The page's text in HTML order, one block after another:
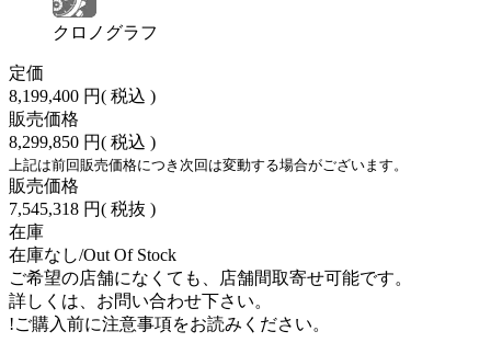
クロノグラフ
定価
8,199,400 円( 税込 )
販売価格
8,299,850 円( 税込 )
上記は前回販売価格につき次回は変動する場合がございます。
販売価格
7,545,318 円( 税抜 )
在庫
在庫なし/Out Of Stock
ご希望の店舗になくても、店舗間取寄せ可能です。
詳しくは、お問い合わせ下さい。
!ご購入前に注意事項をお読みください。